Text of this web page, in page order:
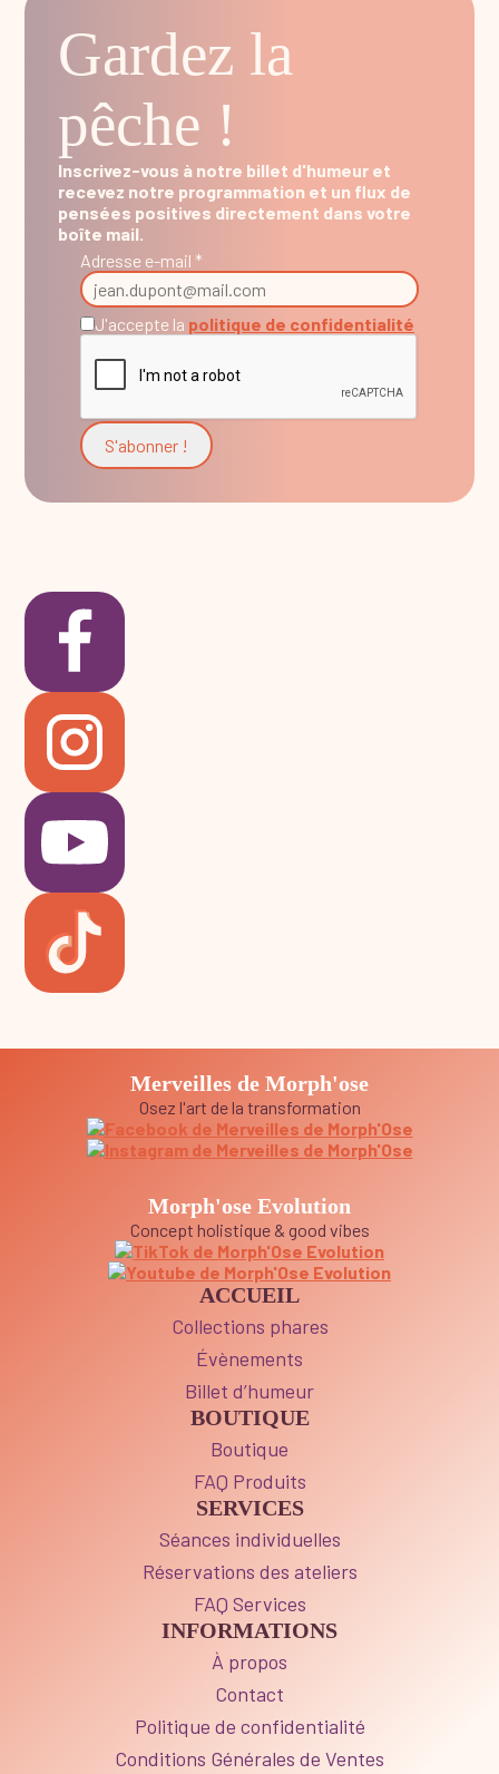
Gardez la
pêche !
Inscrivez-vous à notre billet d'humeur et
recevez notre programmation et un flux de
pensées positives directement dans votre
boîte mail.
Adresse e-mail *
J'accepte la politique de confidentialité
Merveilles de Morph'ose
Osez l'art de la transformation
Morph'ose Evolution
Concept holistique & good vibes
ACCUEIL
Collections phares
Évènements
Billet d’humeur
BOUTIQUE
Boutique
FAQ Produits
SERVICES
Séances individuelles
Réservations des ateliers
FAQ Services
INFORMATIONS
À propos
Contact
Politique de confidentialité
Conditions Générales de Ventes